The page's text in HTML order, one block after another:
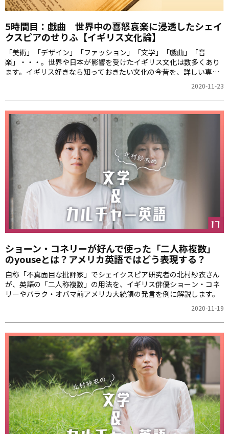
5時間目：戯曲 世界中の喜怒哀楽に浸透したシェイ
クスピアのせりふ【イギリス文化論】
「美術」「デザイン」「ファッション」「文学」「戯曲」「音
楽」・・・。世界や日本が影響を受けたイギリス文化は数多くあり
ます。イギリス好きなら知っておきたい文化の今昔を、詳しい専門
て、イギリスに住む人しか理解できない（？）超ブリティッシュ英
語フレーズもお届けします。これを読めばきっと、 “I Love the UK!”
熱にさらに拍車がかかるはず！
2020-11-23
ショーン・コネリーが好んで使った「二人称複数」
のyouseとは？アメリカ英語ではどう表現する？
自称「不真面目な批評家」でシェイクスピア研究者の北村紗衣さん
が、英語の「二人称複数」の用法を、イギリス俳優ショーン・コネ
リーやバラク・オバマ前アメリカ大統領の発言を例に解説します。
2020-11-19